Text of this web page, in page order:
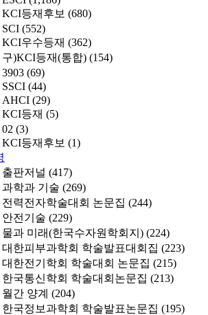
KCI등재후보 (680)
SCI (552)
KCI우수등재 (362)
구)KCI등재(통합) (154)
3903 (69)
SSCI (44)
AHCI (29)
KCI등재 (5)
02 (3)
KCI등재후보 (1)
출판저널 (417)
과학과 기술 (269)
전력전자학술대회 논문집 (244)
안전기술 (229)
물과 미래(한국수자원학회지) (224)
대한피부과학회 학술발표대회집 (223)
대한전기학회 학술대회 논문집 (215)
한국통신학회 학술대회논문집 (213)
월간 양계 (204)
한국정보과학회 학술발표논문집 (195)